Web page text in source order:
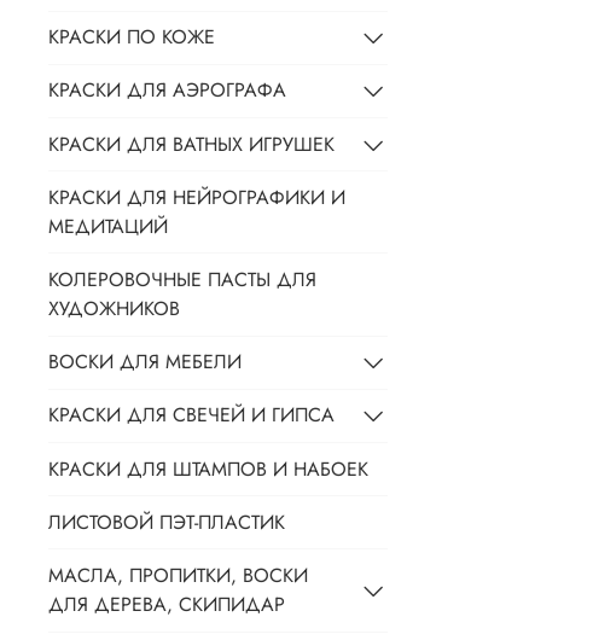
КРАСКИ ПО КОЖЕ
КРАСКИ ДЛЯ АЭРОГРАФА
КРАСКИ ДЛЯ ВАТНЫХ ИГРУШЕК
КРАСКИ ДЛЯ НЕЙРОГРАФИКИ И
МЕДИТАЦИЙ
КОЛЕРОВОЧНЫЕ ПАСТЫ ДЛЯ
ХУДОЖНИКОВ
ВОСКИ ДЛЯ МЕБЕЛИ
КРАСКИ ДЛЯ СВЕЧЕЙ И ГИПСА
КРАСКИ ДЛЯ ШТАМПОВ И НАБОЕК
ЛИСТОВОЙ ПЭТ-ПЛАСТИК
МАСЛА, ПРОПИТКИ, ВОСКИ
ДЛЯ ДЕРЕВА, СКИПИДАР